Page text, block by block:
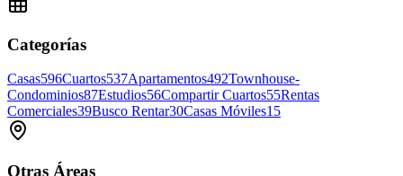
Categorías
Casas596Cuartos537Apartamentos492Townhouse-
Condominios87Estudios56Compartir Cuartos55Rentas
Comerciales39Busco Rentar30Casas Móviles15
Otras Áreas